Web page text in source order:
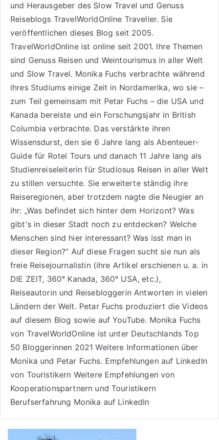
und Herausgeber des Slow Travel und Genuss
Reiseblogs TravelWorldOnline Traveller. Sie
veröffentlichen dieses Blog seit 2005.
TravelWorldOnline ist online seit 2001. Ihre Themen
sind Genuss Reisenund Weintourismusin aller Welt
und Slow Travel. Monika Fuchs verbrachte während
ihres Studiums einige Zeit in Nordamerika, wo sie –
zum Teil gemeinsam mit Petar Fuchs – die USA und
Kanada bereiste und ein Forschungsjahr in British
Columbia verbrachte. Das verstärkte ihren
Wissensdurst, den sie 6 Jahre lang alsAbenteuer-
Guide für Rotel Tours und danach 11 Jahre lang als
Studienreiseleiterin für Studiosus Reisen in aller Welt
zu stillen versuchte. Sie erweiterte ständig ihre
Reiseregionen, aber trotzdem nagte die Neugier an
ihr: „Was befindet sich hinter dem Horizont? Was
gibt's in dieser Stadt noch zu entdecken? Welche
Menschen sind hier interessant? Was isst man in
dieser Region?“ Auf diese Fragen sucht sie nun als
freie Reisejournalistin (ihre Artikel erschienen u. a. in
DIE ZEIT, 360° Kanada, 360° USA, etc.),
Reiseautorinund Reisebloggerin Antworten in vielen
Ländern der Welt. Petar Fuchs produziert die Videos
auf diesem Blog sowie aufYouTube. Monika Fuchs
von TravelWorldOnline ist unter Deutschlands Top
50 Bloggerinnen 2021 Weitere Informationen über
Monika und Petar Fuchs. Empfehlungen auf LinkedIn
von Touristikern Weitere Empfehlungen von
Kooperationspartnern und Touristikern
Berufserfahrung Monika auf LinkedIn